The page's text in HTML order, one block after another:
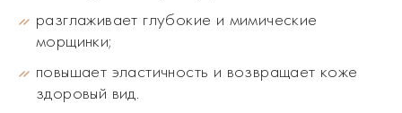
разглаживает глубокие и мимические
морщинки;
повышает эластичность и возвращает коже
здоровый вид.